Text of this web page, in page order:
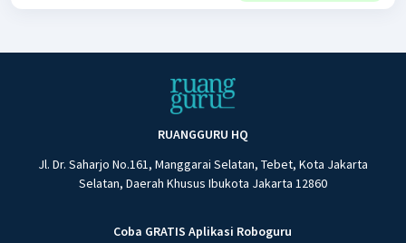
RUANGGURU HQ
Jl. Dr. Saharjo No.161, Manggarai Selatan, Tebet, Kota Jakarta
Selatan, Daerah Khusus Ibukota Jakarta 12860
Coba GRATIS Aplikasi Roboguru